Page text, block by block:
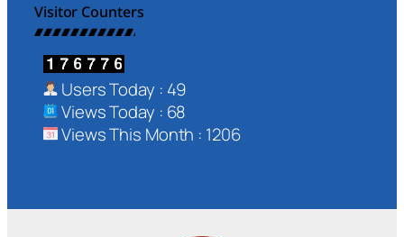
Visitor Counters
Users Today : 49
Views Today : 68
Views This Month : 1206